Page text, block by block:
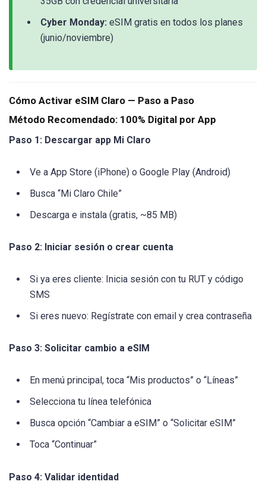
Cyber Monday: eSIM gratis en todos los planes
(junio/noviembre)
Cómo Activar eSIM Claro — Paso a Paso
Método Recomendado: 100% Digital por App
Paso 1: Descargar app Mi Claro
Ve a App Store (iPhone) o Google Play (Android)
Busca “Mi Claro Chile”
Descarga e instala (gratis, ~85 MB)
Paso 2: Iniciar sesión o crear cuenta
Si ya eres cliente: Inicia sesión con tu RUT y código
SMS
Si eres nuevo: Regístrate con email y crea contraseña
Paso 3: Solicitar cambio a eSIM
En menú principal, toca “Mis productos” o “Líneas”
Selecciona tu línea telefónica
Busca opción “Cambiar a eSIM” o “Solicitar eSIM”
Toca “Continuar”
Paso 4: Validar identidad